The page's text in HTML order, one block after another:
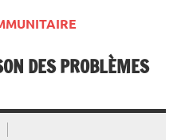
DES PROBLÈMES